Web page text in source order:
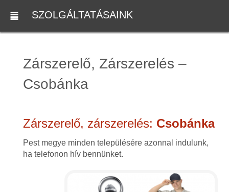
SZOLGÁLTATÁSAINK
Zárszerelő, Zárszerelés –
Csobánka
Zárszerelő, zárszerelés: Csobánka
Pest megye minden településére azonnal indulunk,
ha telefonon hív bennünket.